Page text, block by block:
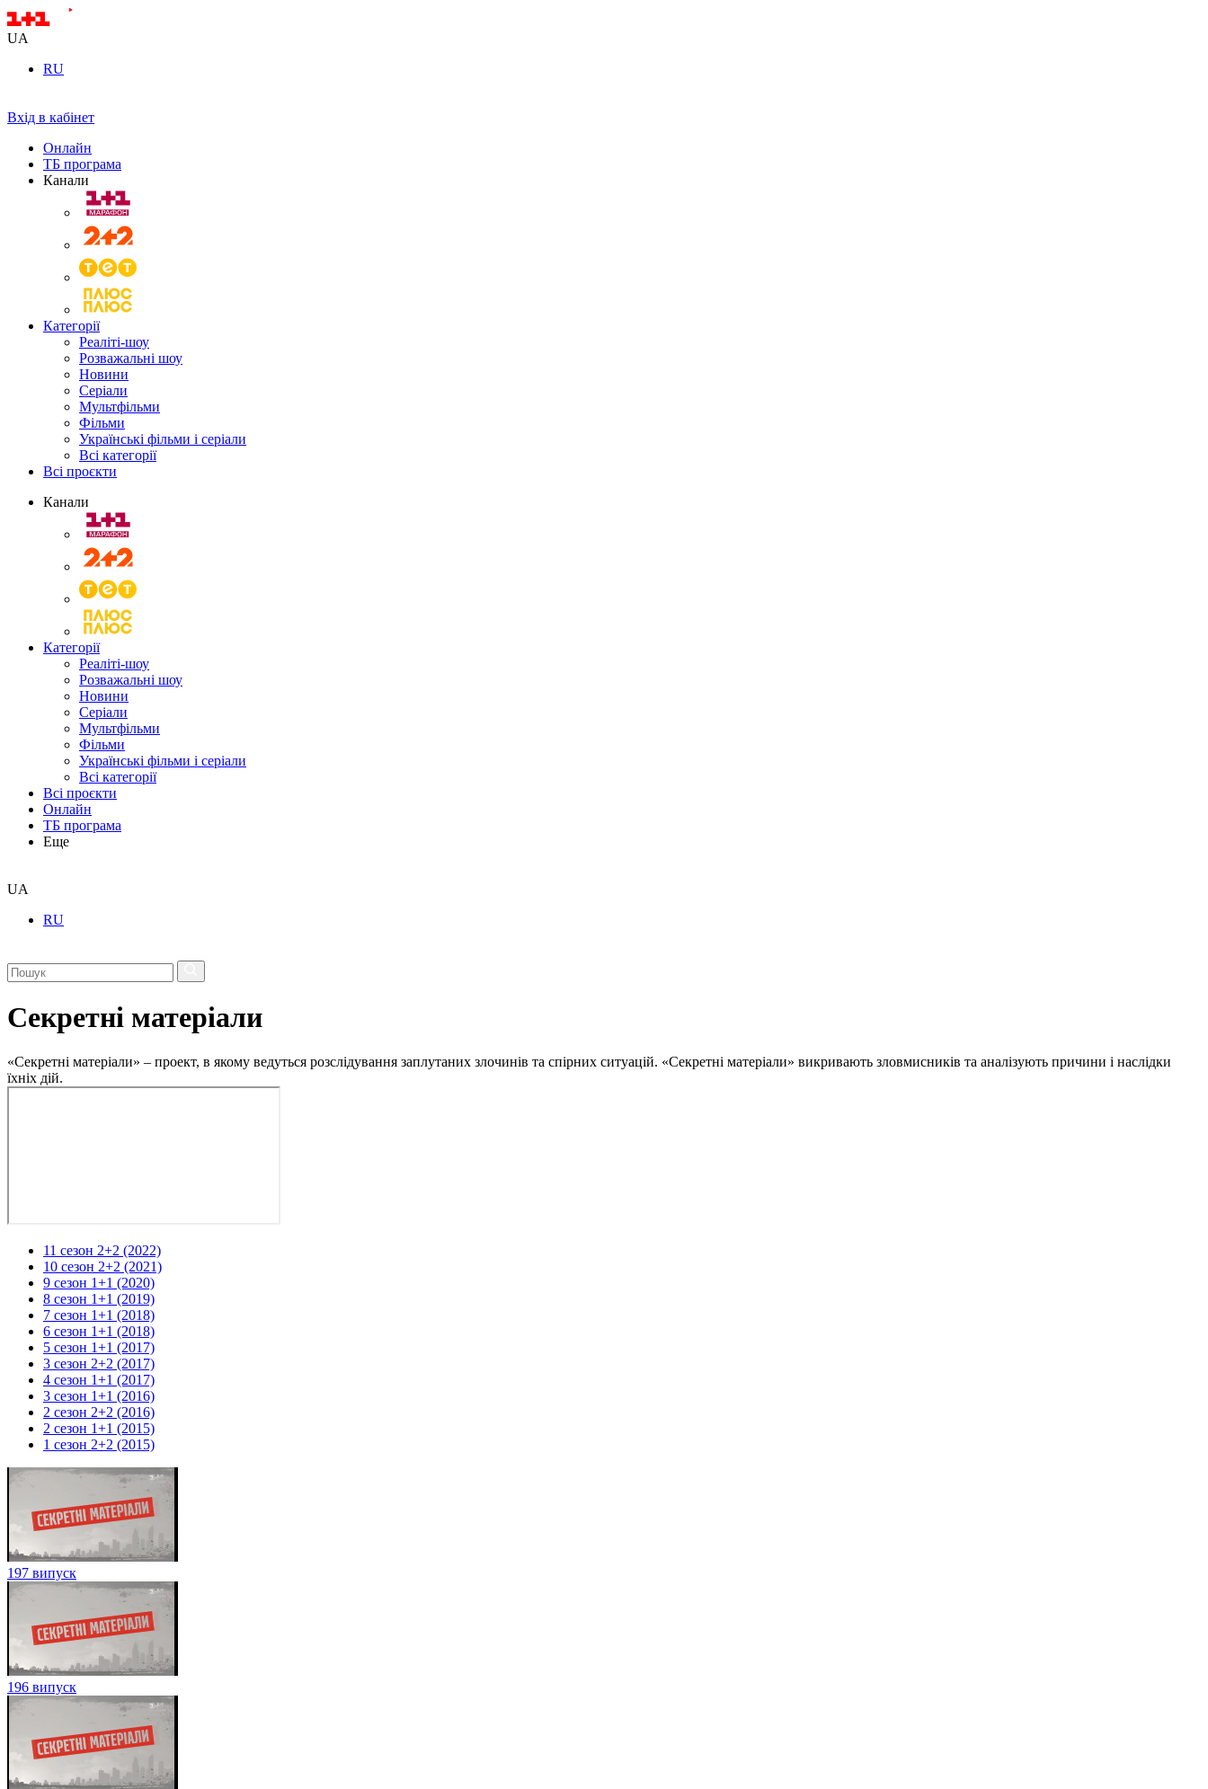
UA
RU
Вхід в кабінет
Онлайн
ТБ програма
Канали
Категорії
Реаліті-шоу
Розважальні шоу
Новини
Серіали
Мультфільми
Фільми
Українські фільми і серіали
Всі категорії
Всі проєкти
Канали
Категорії
Реаліті-шоу
Розважальні шоу
Новини
Серіали
Мультфільми
Фільми
Українські фільми і серіали
Всі категорії
Всі проєкти
Онлайн
ТБ програма
Еще
UA
RU
Секретні матеріали
«Секретні матеріали» – проект, в якому ведуться розслідування заплутаних злочинів та спірних ситуацій. «Секретні матеріали» викривають зловмисників та аналізують причини і наслідки
їхніх дій.
11 сезон 2+2 (2022)
10 сезон 2+2 (2021)
9 сезон 1+1 (2020)
8 сезон 1+1 (2019)
7 сезон 1+1 (2018)
6 сезон 1+1 (2018)
5 сезон 1+1 (2017)
3 сезон 2+2 (2017)
4 сезон 1+1 (2017)
3 сезон 1+1 (2016)
2 сезон 2+2 (2016)
2 сезон 1+1 (2015)
1 сезон 2+2 (2015)
197 випуск
196 випуск